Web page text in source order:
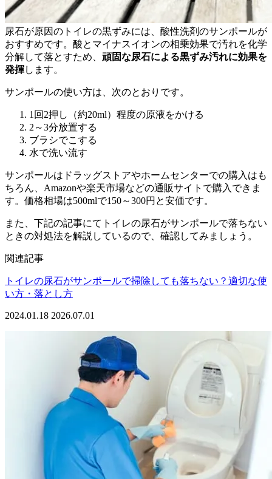
尿石が原因のトイレの黒ずみには、酸性洗剤のサンポールが
おすすめです。酸とマイナスイオンの相乗効果で汚れを化学
分解して落とすため、 頑固な尿石による黒ずみ汚れに効果を
発揮します。
サンポールの使い方は、次のとおりです。
1回2押し（約20ml）程度の原液をかける
2～3分放置する
ブラシでこする
水で洗い流す
サンポールはドラッグストアやホームセンターでの購入はも
ちろん、Amazonや楽天市場などの通販サイトで購入できま
す。価格相場は500mlで150～300円と安価です。
また、下記の記事にてトイレの尿石がサンポールで落ちない
ときの対処法を解説しているので、確認してみましょう。
関連記事
トイレの尿石がサンポールで掃除しても落ちない？適切な使
い方・落とし方
2024.01.18 2026.07.01